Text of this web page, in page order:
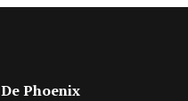
De Phoenix